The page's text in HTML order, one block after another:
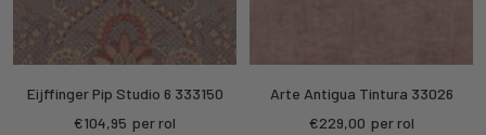
Eijffinger Pip Studio 6 333150
Sale
€104,95 per rol
Arte Antigua Tintura 33026
Sale
€229,00 per rol